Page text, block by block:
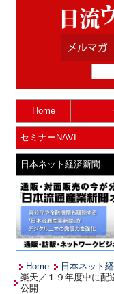
Home
セミナーNAVI
日本ネット経済新聞
Home 日本ネット
楽天／１９年度中に配
公開